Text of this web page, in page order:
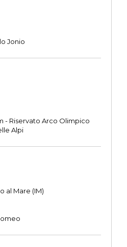
Jonio
- Riservato Arco Olimpico
Alpi
al Mare (IM)